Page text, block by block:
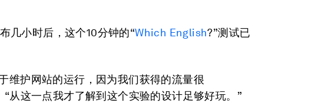
几小时后，这个10分钟的“Which English?”测试已
维护网站的运行，因为我们获得的流量很
从这一点我才了解到这个实验的设计足够好玩。”